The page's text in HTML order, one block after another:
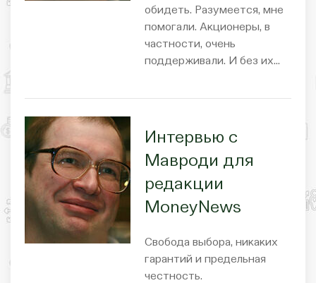
обидеть. Разумеется, мне
помогали. Акционеры, в
частности, очень
поддерживали. И без их…
Интервью с
Мавроди для
редакции
MoneyNews
Свобода выбора, никаких
гарантий и предельная
честность.